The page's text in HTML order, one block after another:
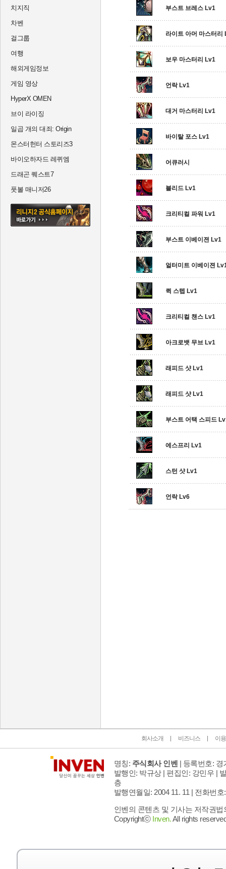
치지직
차벤
걸그룹
여행
해외게임정보
게임 영상
HyperX OMEN
브이 라이징
일곱 개의 대죄: Origin
몬스터헌터 스토리즈3
바이오하자드 레퀴엠
드래곤 퀘스트7
풋볼 매니저26
부스트 브레스 Lv1
라이트 아머 마스터리
보우 마스터리 Lv1
언락 Lv1
대거 마스터리 Lv1
바이탈 포스 Lv1
어큐러시
블리드 Lv1
크리티컬 파워 Lv1
부스트 이베이젼 Lv1
얼터미트 이베이젼
퀵 스텝 Lv1
크리티컬 챈스 Lv1
아크로뱃 무브 Lv1
래피드 샷 Lv1
래피드 샷 Lv1
부스트 어택 스피드
에스프리 Lv1
스턴 샷 Lv1
언락 Lv6
회사소개 비즈니스 이
명칭: 주식회사 인벤 | 등록번호: 경
발행인: 박규상 | 편집인: 강민우 |
층
발행연월일: 2004 11. 11 | 전화번호
인벤의 콘텐츠 및 기사는 저작권
Copyrightⓒ Inven.All rights